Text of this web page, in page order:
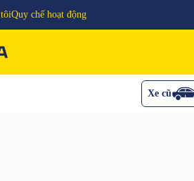
Quy chế hoạt động
Xe cũ